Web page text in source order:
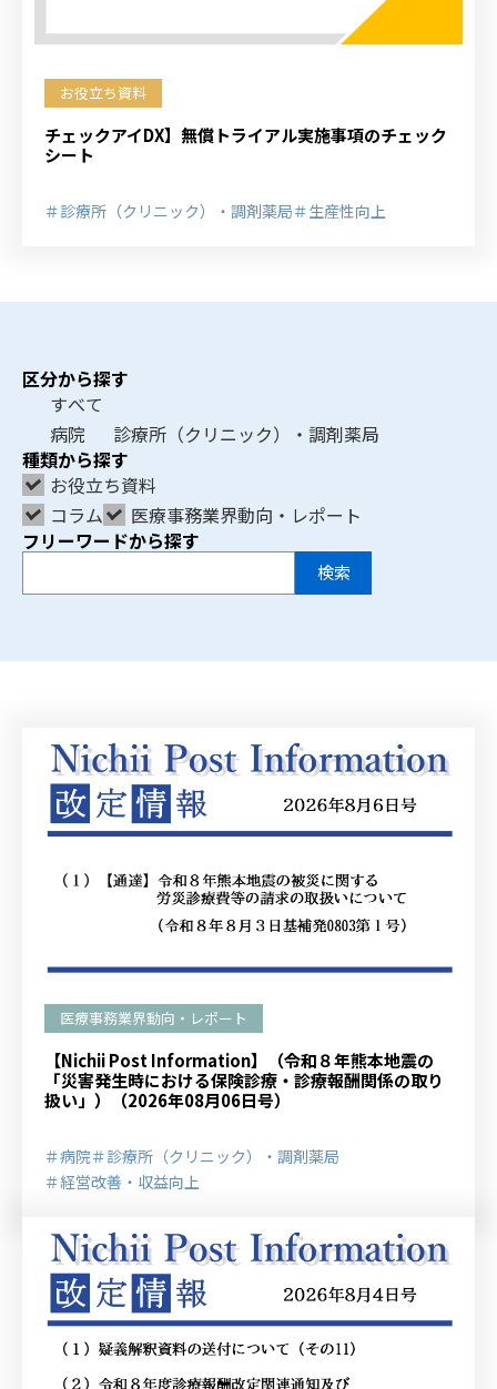
お役立ち資料
チェックアイDX】無償トライアル実施事項のチェック
シート
＃診療所（クリニック）・調剤薬局＃生産性向上
区分から探す
すべて
病院
診療所（クリニック）・調剤薬局
種類から探す
お役立ち資料
コラム
医療事務業界動向・レポート
フリーワードから探す
医療事務業界動向・レポート
【Nichii Post Information】（令和８年熊本地震の
「災害発生時における保険診療・診療報酬関係の取り
扱い」）（2026年08月06日号）
＃病院＃診療所（クリニック）・調剤薬局
＃経営改善・収益向上